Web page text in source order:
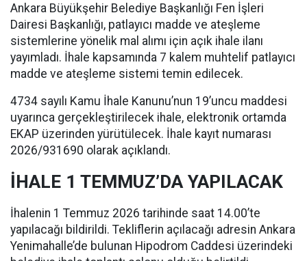
Ankara Büyükşehir Belediye Başkanlığı Fen İşleri
Dairesi Başkanlığı, patlayıcı madde ve ateşleme
sistemlerine yönelik mal alımı için açık ihale ilanı
yayımladı. İhale kapsamında 7 kalem muhtelif patlayıcı
madde ve ateşleme sistemi temin edilecek.
4734 sayılı Kamu İhale Kanunu’nun 19’uncu maddesi
uyarınca gerçekleştirilecek ihale, elektronik ortamda
EKAP üzerinden yürütülecek. İhale kayıt numarası
2026/931690 olarak açıklandı.
İHALE 1 TEMMUZ’DA YAPILACAK
İhalenin 1 Temmuz 2026 tarihinde saat 14.00’te
yapılacağı bildirildi. Tekliflerin açılacağı adresin Ankara
Yenimahalle’de bulunan Hipodrom Caddesi üzerindeki